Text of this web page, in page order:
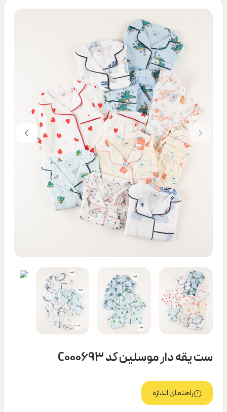
ست یقه دار موسلین کد C000693
راهنمای اندازه